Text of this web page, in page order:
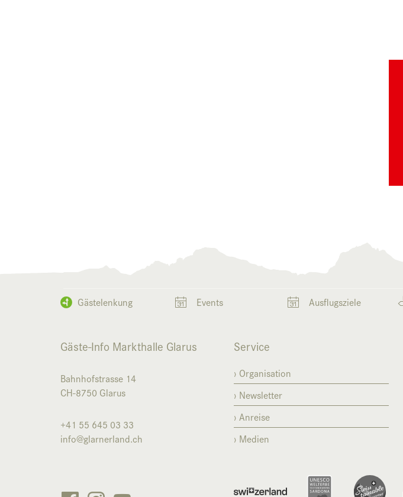
Gästelenkung Events Ausflugsziele
Gäste-Info Markthalle Glarus
Bahnhofstrasse 14
CH-8750 Glarus
+41 55 645 03 33
info@glarnerland.ch
Service
Organisation
Newsletter
Anreise
Medien